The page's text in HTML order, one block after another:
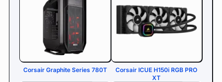
Corsair Graphite Series 780T
Corsair ICUE H150i RGB PRO
XT